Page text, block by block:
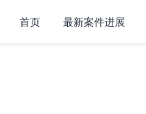
首页 最新案件进展